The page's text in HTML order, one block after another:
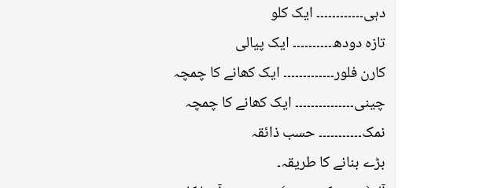
دہی۔۔۔۔۔۔۔۔۔۔۔۔ ایک کلو
تازہ دودھ۔۔۔۔۔۔۔۔۔۔ ایک پیالی
کارن فلور۔۔۔۔۔۔۔۔۔۔۔۔۔ ایک کھانے کا چمچہ
چینی۔۔۔۔۔۔۔۔۔۔۔۔۔۔۔ ایک کھانے کا چمچہ
نمک۔۔۔۔۔۔۔۔۔۔۔ حسب ذائقہ
بڑے بنانے کا طریقہ۔